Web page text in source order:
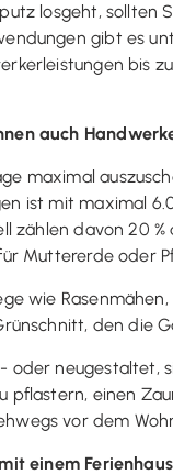
losgeht, sollten
gibt es
bis
auch
maximal
ist mit maximal
zählen davon 20
Muttererde oder
wie
den die
oder neugestaltet,
pflastern, einen
vor dem
einem Ferienhaus